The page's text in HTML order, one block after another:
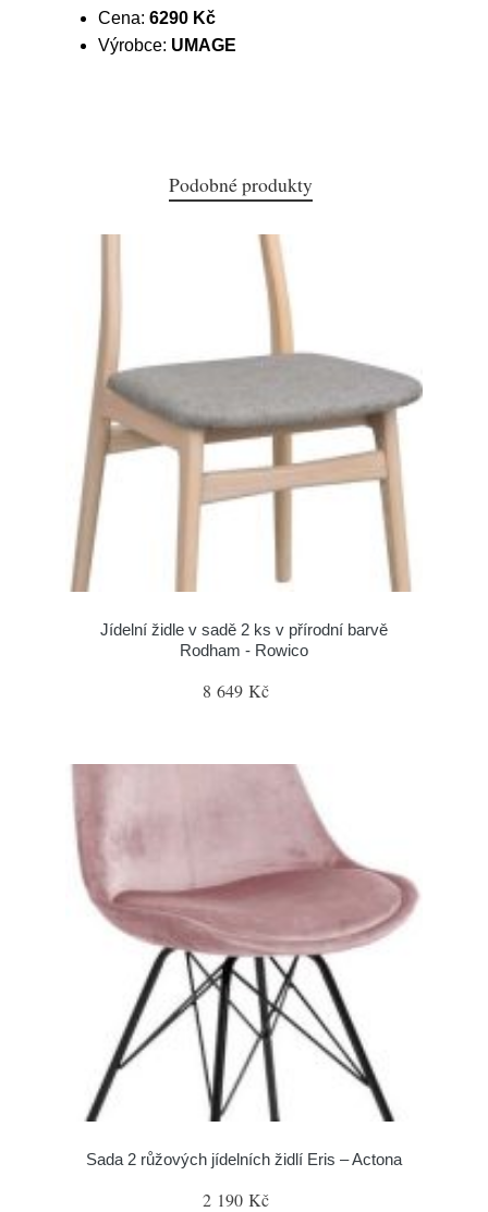
Cena: 6290 Kč
Výrobce: UMAGE
Podobné produkty
Jídelní židle v sadě 2 ks v přírodní barvě
Rodham - Rowico
8 649 Kč
Sada 2 růžových jídelních židlí Eris – Actona
2 190 Kč